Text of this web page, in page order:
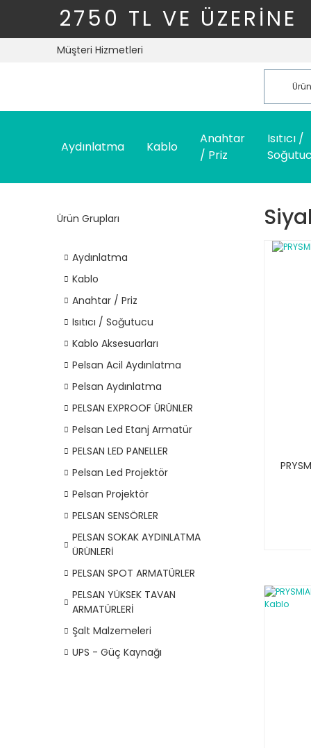
2750 TL VE ÜZERİNE
Müşteri Hizmetleri
Aydınlatma Kablo
Anahtar
/ Priz
Isıtıcı /
Ürün Grupları
Aydınlatma
Kablo
Anahtar / Priz
Isıtıcı / Soğutucu
Kablo Aksesuarları
Pelsan Acil Aydınlatma
Pelsan Aydınlatma
PELSAN EXPROOF ÜRÜNLER
Pelsan Led Etanj Armatür
PELSAN LED PANELLER
Pelsan Led Projektör
Pelsan Projektör
PELSAN SENSÖRLER
PELSAN SOKAK AYDINLATMA
ÜRÜNLERİ
PELSAN SPOT ARMATÜRLER
PELSAN YÜKSEK TAVAN
ARMATÜRLERİ
Şalt Malzemeleri
UPS - Güç Kaynağı